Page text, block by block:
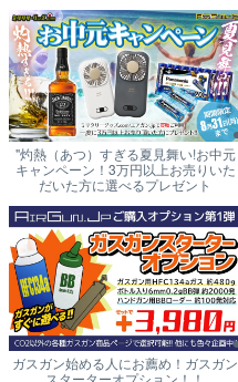
"灼熱（あつ）すぎる夏見舞い!お中元
キャンペーン！3万円以上お売りいた
だいた方に選べるプレゼント
ガスガン始める人にお薦め！ガスガン
スターターオプション！！